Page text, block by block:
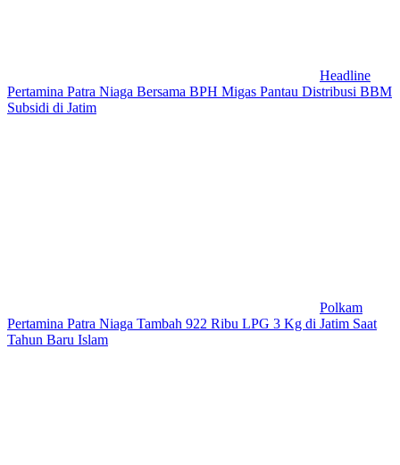
Headline
Pertamina Patra Niaga Bersama BPH Migas Pantau Distribusi BBM
Subsidi di Jatim
Polkam
Pertamina Patra Niaga Tambah 922 Ribu LPG 3 Kg di Jatim Saat
Tahun Baru Islam